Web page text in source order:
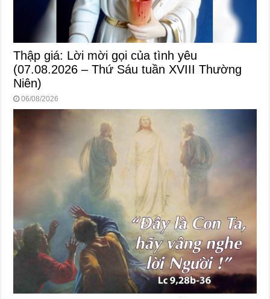
Thập giá: Lời mời gọi của tình yêu
(07.08.2026 – Thứ Sáu tuần XVIII Thường
Niên)
06/08/2026